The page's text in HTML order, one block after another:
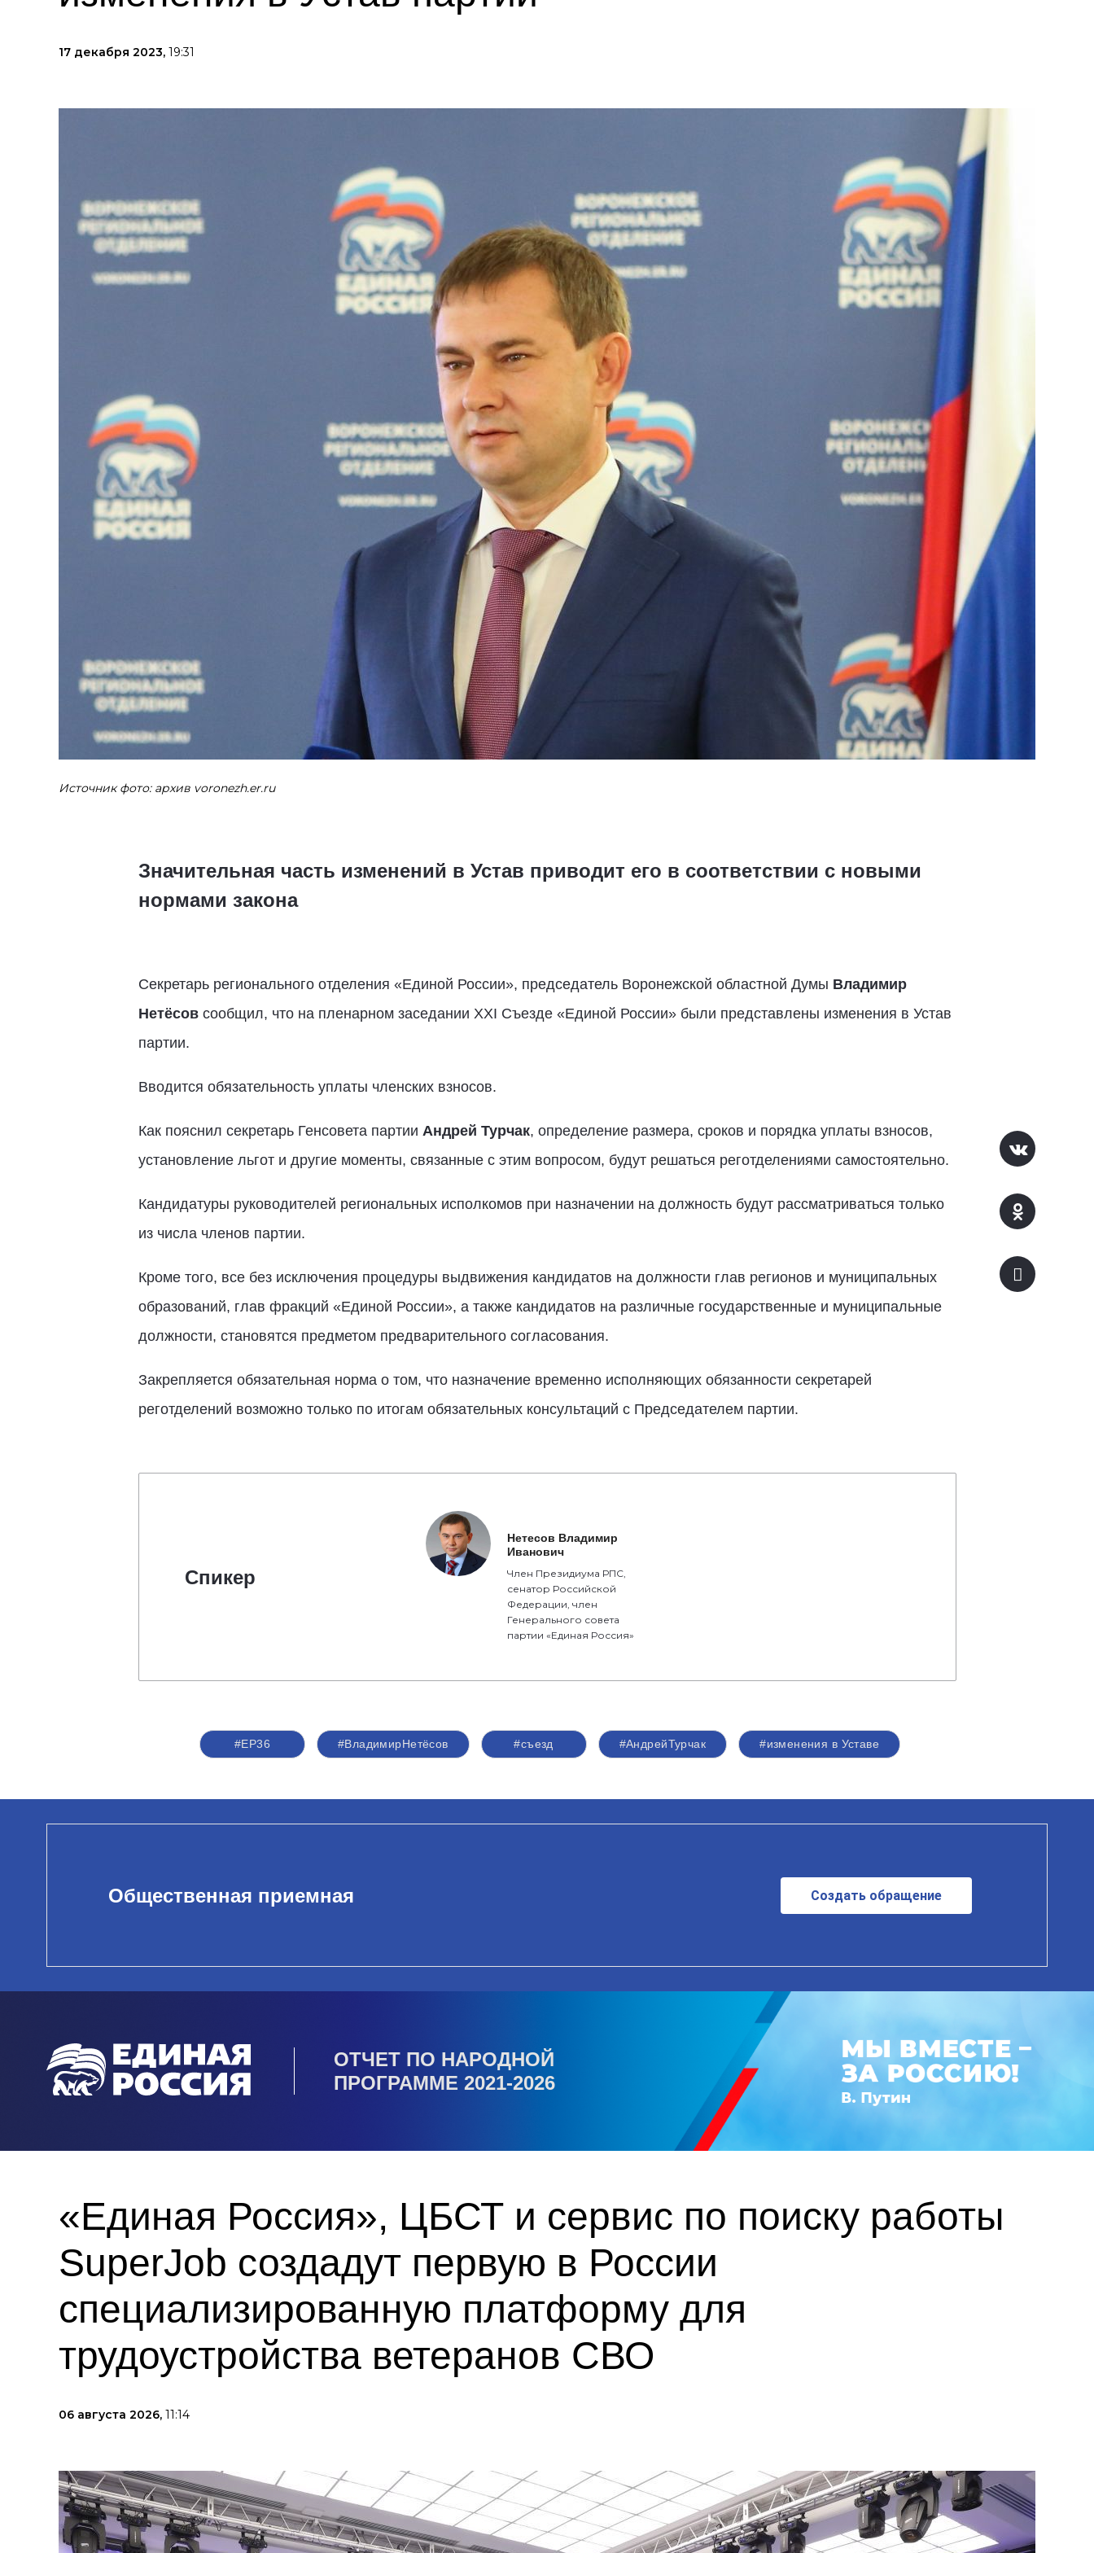
17 декабря 2023, 19:31
Источник фото: архив voronezh.er.ru
Значительная часть изменений в Устав приводит его в соответствии с новыми
нормами закона
Секретарь регионального отделения «Единой России», председатель Воронежской областной Думы Владимир
Нетёсов сообщил, что на пленарном заседании XXI Съезде «Единой России» были представлены изменения в Устав
партии.
Вводится обязательность уплаты членских взносов.
Как пояснил секретарь Генсовета партии Андрей Турчак, определение размера, сроков и порядка уплаты взносов,
установление льгот и другие моменты, связанные с этим вопросом, будут решаться реготделениями самостоятельно.
Кандидатуры руководителей региональных исполкомов при назначении на должность будут рассматриваться только
из числа членов партии.
Кроме того, все без исключения процедуры выдвижения кандидатов на должности глав регионов и муниципальных
образований, глав фракций «Единой России», а также кандидатов на различные государственные и муниципальные
должности, становятся предметом предварительного согласования.
Закрепляется обязательная норма о том, что назначение временно исполняющих обязанности секретарей
реготделений возможно только по итогам обязательных консультаций с Председателем партии.
Спикер
Нетесов Владимир
Иванович
Член Президиума РПС,
сенатор Российской
Федерации, член
Генерального совета
партии «Единая Россия»
#ЕР36 #ВладимирНетёсов #съезд #АндрейТурчак #изменения в Уставе
Общественная приемная Создать обращение
ОТЧЕТ ПО НАРОДНОЙ
ПРОГРАММЕ 2021-2026
«Единая Россия», ЦБСТ и сервис по поиску работы
SuperJob создадут первую в России
специализированную платформу для
трудоустройства ветеранов СВО
06 августа 2026, 11:14